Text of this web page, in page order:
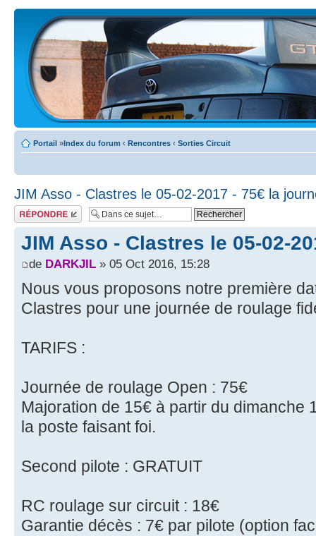
Portail »Index du forum ‹ Rencontres ‹ Sorties Circuit
JIM Asso - Clastres le 05-02-2017 - 75€ la
Écrire un
commentaire
JIM Asso - Clastres le 05-02-
de DARKJIL » 05 Oct 2016, 15:28
Nous vous proposons notre première
Clastres pour une journée de roulage
TARIFS :
Journée de roulage Open : 75€
Majoration de 15€ à partir du dimanche
la poste faisant foi.
Second pilote : GRATUIT
RC roulage sur circuit : 18€
Garantie décès : 7€ par pilote (option